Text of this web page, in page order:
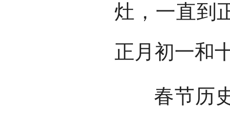
灶，一直到
正月初一和
春节历史